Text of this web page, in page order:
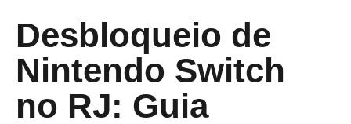
Desbloqueio de
Nintendo Switch
no RJ: Guia